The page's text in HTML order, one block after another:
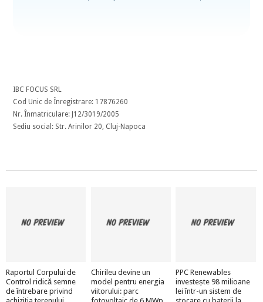
IBC FOCUS SRL
Cod Unic de Înregistrare: 17876260
Nr. Înmatriculare: J12/3019/2005
Sediu social: Str. Arinilor 20, Cluj-Napoca
Raportul Corpului de
Control ridică semne
de întrebare privind
Chirileu devine un
model pentru energia
viitorului: parc
PPC Renewables
investește 98 milioane
lei într-un sistem de